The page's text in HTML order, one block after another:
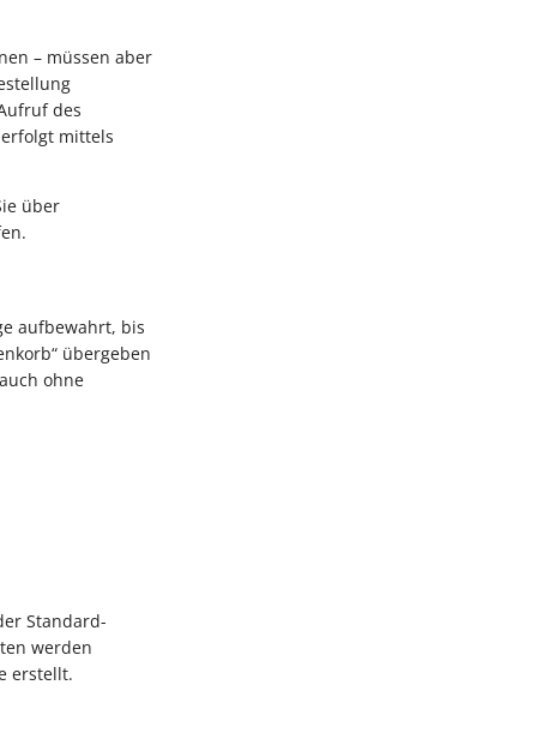
– müssen aber
des
mittels
über
aufbewahrt, bis
übergeben
ohne
Standard-
werden
erstellt.